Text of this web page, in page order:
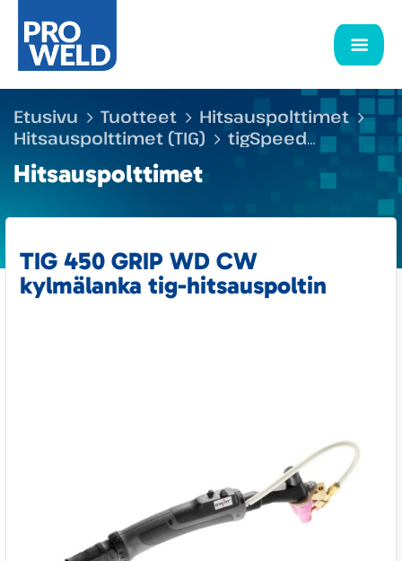
Etusivu Tuotteet
Hitsauspolttimet
Hitsauspolttimet (TIG)
tigSpeed
langansyöttöpolttimet
TIG 450 GRIP WD
CW kylmälanka tig-hitsauspoltin
Hitsauspolttimet
TIG 450 GRIP WD CW
kylmälanka tig-hitsauspoltin